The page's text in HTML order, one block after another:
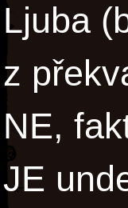
Ljuba
z
NE,
JE